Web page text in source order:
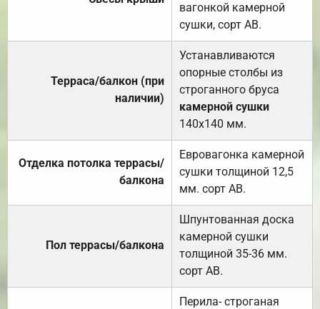
вагонкой камерной
сушки, сорт АВ.
Терраса/балкон (при
наличии)
Устанавливаются
опорные столбы из
строганного бруса
камерной сушки
140х140 мм.
Отделка потолка террасы/
балкона
Евровагонка камерной
сушки толщиной 12,5
мм. сорт АВ.
Пол террасы/балкона
Шпунтованная доска
камерной сушки
толщиной 35-36 мм.
сорт АВ.
Перила- строганая